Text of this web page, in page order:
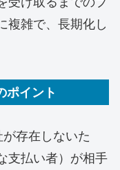
複雑で、長期化し
ポイント
存在しないた
支払い者）が相手